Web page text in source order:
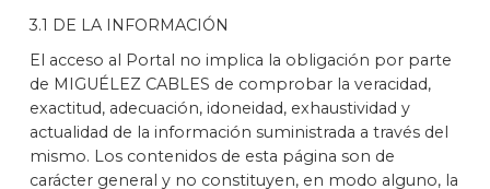
3.1 DE LA INFORMACIÓN
El acceso al Portal no implica la obligación por parte
de MIGUÉLEZ CABLES de comprobar la veracidad,
exactitud, adecuación, idoneidad, exhaustividad y
actualidad de la información suministrada a través del
mismo. Los contenidos de esta página son de
carácter general y no constituyen, en modo alguno, la